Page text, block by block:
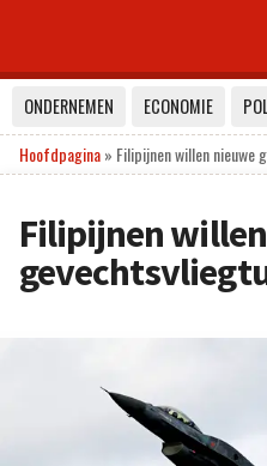
ONDERNEMEN ECONOMIE
Hoofdpagina» Filipijnen willen nieuwe
Filipijnen